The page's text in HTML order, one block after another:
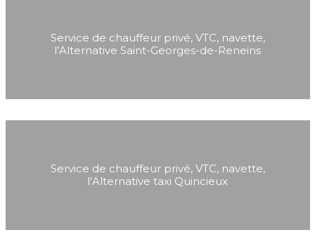
Service de chauffeur privé, VTC, navette,
l’Alternative Saint-Georges-de-Reneins
Service de chauffeur privé, VTC, navette,
l’Alternative taxi Quincieux